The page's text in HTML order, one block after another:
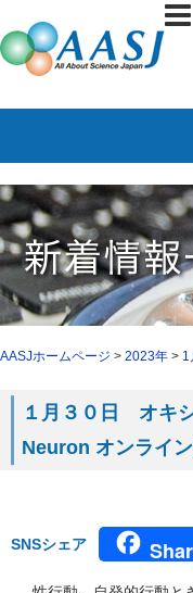
AASJホームページ > 2023年 > 1
１月３０日 オキ
Neuron オンライン
SNSシェア